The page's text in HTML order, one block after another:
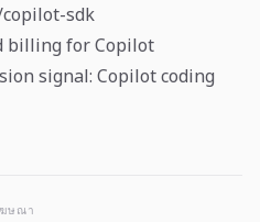
sdk
billing for Copilot
signal: Copilot coding
ษณา